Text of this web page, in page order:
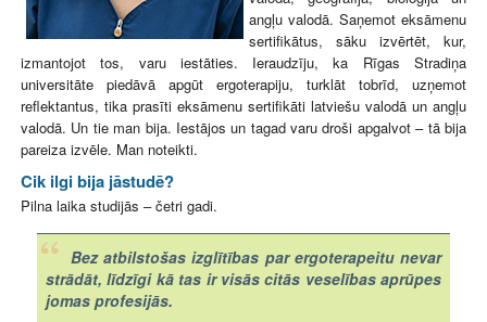
angļu valodā. Saņemot eksāmenu
sertifikātus, sāku izvērtēt, kur,
izmantojot tos, varu iestāties. Ieraudzīju, ka Rīgas Stradiņa
universitāte piedāvā apgūt ergoterapiju, turklāt tobrīd, uzņemot
reflektantus, tika prasīti eksāmenu sertifikāti latviešu valodā un angļu
valodā. Un tie man bija. Iestājos un tagad varu droši apgalvot – tā bija
pareiza izvēle. Man noteikti.
Cik ilgi bija jāstudē?
Pilna laika studijās – četri gadi.
Bez atbilstošas izglītības par ergoterapeitu nevar
strādāt, līdzīgi kā tas ir visās citās veselības aprūpes
jomas profesijās.